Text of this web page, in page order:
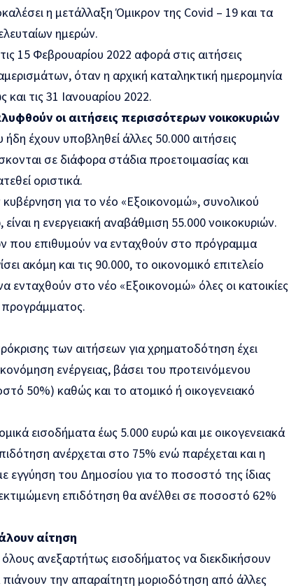
η μετάλλαξη Όμικρον της Covid – 19 και τα
ημερών.
15 Φεβρουαρίου 2022 αφορά στις αιτήσεις
όταν η αρχική καταληκτική ημερομηνία
τις 31 Ιανουαρίου 2022.
οι αιτήσεις περισσότερων νοικοκυριών
έχουν υποβληθεί άλλες 50.000 αιτήσεις
σε διάφορα στάδια προετοιμασίας και
οριστικά.
για το νέο «Εξοικονομώ», συνολικού
η ενεργειακή αναβάθμιση 55.000 νοικοκυριών.
που επιθυμούν να ενταχθούν στο πρόγραμμα
ακόμη και τις 90.000, το οικονομικό επιτελείο
ενταχθούν στο νέο «Εξοικονομώ» όλες οι κατοικίες
προγράμματος.
των αιτήσεων για χρηματοδότηση έχει
ενέργειας, βάσει του προτεινόμενου
50%) καθώς και το ατομικό ή οικογενειακό
εισοδήματα έως 5.000 ευρώ και με οικογενειακά
ανέρχεται στο 75% ενώ παρέχεται και η
εγγύηση του Δημοσίου για το ποσοστό της ίδιας
επιδότηση θα ανέλθει σε ποσοστό 62%
αίτηση
ανεξαρτήτως εισοδήματος να διεκδικήσουν
πιάνουν την απαραίτητη μοριοδότηση από άλλες